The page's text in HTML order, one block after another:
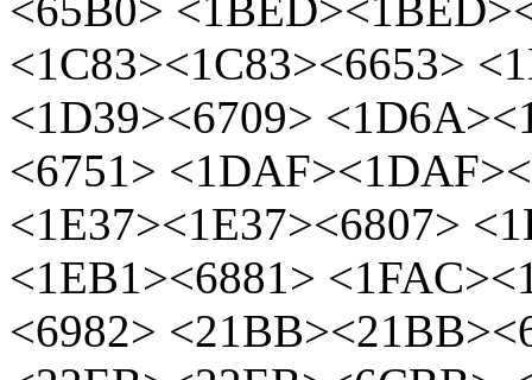
<1C83><1C83><6653>
<1D39><6709>
<6751>
<1E37><1E37><6807>
<1EB1><6881>
<6982>